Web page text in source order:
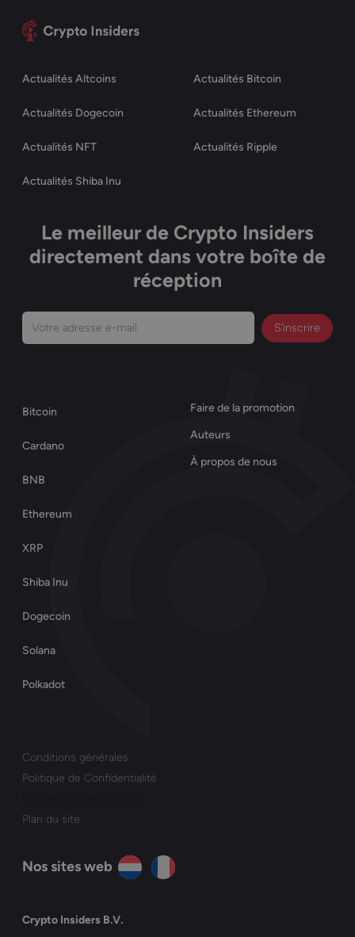
Actualités Altcoins Actualités Bitcoin
Actualités Dogecoin Actualités Ethereum
Actualités NFT Actualités Ripple
Actualités Shiba Inu
Le meilleur de Crypto Insiders
directement dans votre boîte de
réception
Votre
adresse
(Nécessaire)
Bitcoin
Cardano
BNB
Ethereum
XRP
Shiba Inu
Dogecoin
Solana
Polkadot
Faire de la promotion
Auteurs
À propos de nous
Conditions générales
Politique de Confidentialité
Plan du site
Nos sites web
Crypto Insiders B.V.